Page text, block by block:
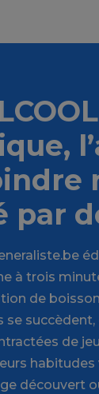
par
à trois
de
succèdent,
de
habitudes
découvert
des cookies